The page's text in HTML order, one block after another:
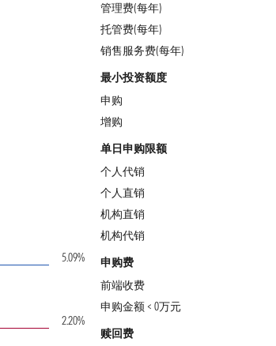
5.09%
2.20%
管理费(每年)
托管费(每年)
销售服务费(每年)
最小投资额度
申购
增购
单日申购限额
个人代销
个人直销
机构直销
机构代销
申购费
前端收费
申购金额 < 0万元
赎回费